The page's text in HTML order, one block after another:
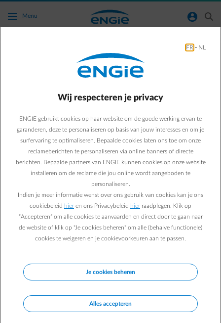
Ga naar de hoofdinhoud
Menu normal-account-circle search
Ik heb recht op het gewoon sociaal tarief en
niet op het tijdelijk sociaal tarief. Waarom
tijdelijk sociaal tarief dan gekregen? En wat
moet ik doen om mijn sociaal tarief te
behouden?
arrow-left Terug naar contactpagina
Om het sociaal tarief te krijgen, moet je voldoen aan een aantal
voorwaarden die door de overheid vastgelegd werden. In de meeste
gevallen wordt dit tarief automatisch toegewezen. Je moet hiervoor
dus niets doen. De FOD Economie laat ons immers om de drie
maanden weten welke klanten hiervoor in aanmerking komen. Heb
je de brief of e-mail toch gekregen dan hebben wij momenteel nog
geen informatie van de overheid ontvangen over jouw recht op
passen we je contract (indien nodig met terugwerkende kracht)
opnieuw aan.
FR - NL
Wij respecteren je privacy
ENGIE gebruikt cookies op haar website om de goede werking ervan te
garanderen, deze te personaliseren op basis van jouw interesses en om je
surfervaring te optimaliseren. Bepaalde cookies laten ons toe om onze
reclameberichten te personaliseren via online banners of directe
berichten. Bepaalde partners van ENGIE kunnen cookies op onze website
installeren om de reclame die jou online wordt aangeboden te
personaliseren.
Indien je meer informatie wenst over ons gebruik van cookies kan je ons
cookiebeleid hier en ons Privacybeleid hier raadplegen. Klik op
“Accepteren” om alle cookies te aanvaarden en direct door te gaan naar
de website of klik op "Je cookies beheren" om alle (behalve functionele)
cookies te weigeren en je cookievoorkeuren aan te passen.
Je cookies beheren
Alles accepteren